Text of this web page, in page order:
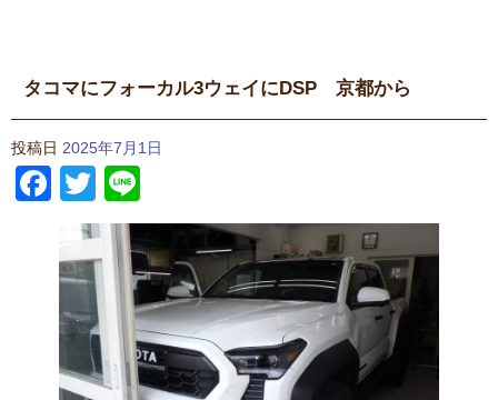
タコマにフォーカル3ウェイにDSP 京都から
投稿日 2025年7月1日
Facebook
Twitter